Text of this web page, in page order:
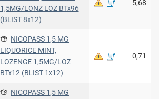
1,5MG/LONZ LOZ BTx96
(BLIST 8x12)
5,68
NICOPASS 1,5 MG
LIQUORICE MINT,
LOZENGE 1,5MG/LOZ
BTx12 (BLIST 1x12)
0,71
NICOPASS 1,5 MG